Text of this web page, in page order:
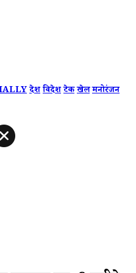
देशविदेशटेकखेलमनोरंजन